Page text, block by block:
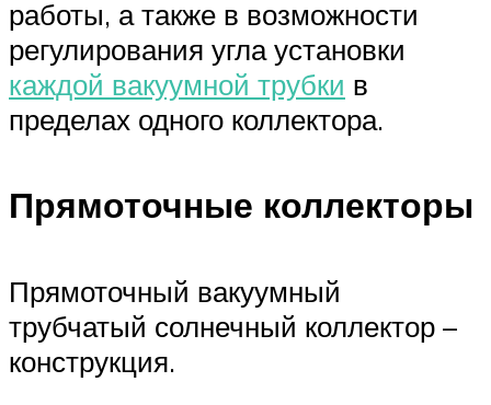
работы, а также в возможности
регулирования угла установки
каждой вакуумной трубки в
пределах одного коллектора.
Прямоточные коллекторы
Прямоточный вакуумный
трубчатый солнечный коллектор –
конструкция.